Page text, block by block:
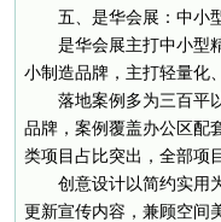
五、是华会展：中小
是华会展主打中小型
小制造品牌，主打轻量化
落地案例多为三百平
品牌，案例覆盖办公区配
类项目占比突出，全部项
创意设计以简约实用
更新宣传内容，兼顾空间